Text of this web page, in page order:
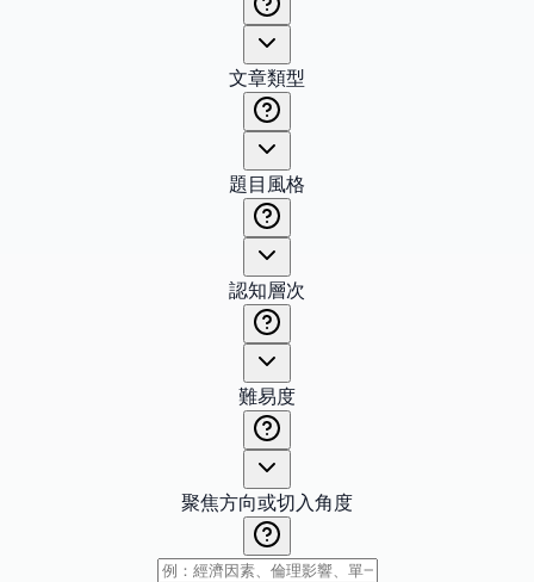
文章類型
題目風格
認知層次
難易度
聚焦方向或切入角度